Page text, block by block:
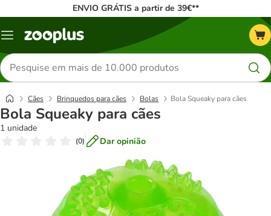
ENVIO GRÁTIS a partir de 39€**
Menu
Pesquisar
produtos
Cães Brinquedos para cães Bolas Bola Squeaky para cães
Bola Squeaky para cães
1 unidade
(0) Dar opinião